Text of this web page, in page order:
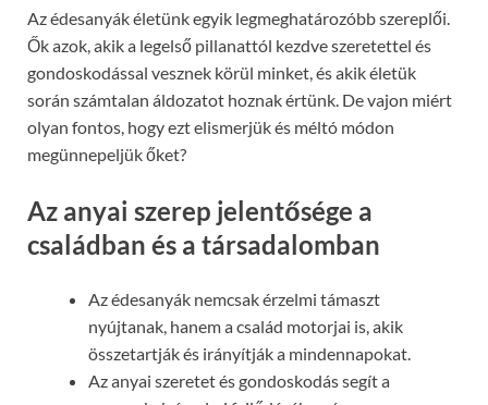
Az édesanyák életünk egyik legmeghatározóbb szereplői.
Ők azok, akik a legelső pillanattól kezdve szeretettel és
gondoskodással vesznek körül minket, és akik életük
során számtalan áldozatot hoznak értünk. De vajon miért
olyan fontos, hogy ezt elismerjük és méltó módon
megünnepeljük őket?
Az anyai szerep jelentősége a
családban és a társadalomban
Az édesanyák nemcsak érzelmi támaszt
nyújtanak, hanem a család motorjai is, akik
összetartják és irányítják a mindennapokat.
Az anyai szeretet és gondoskodás segít a